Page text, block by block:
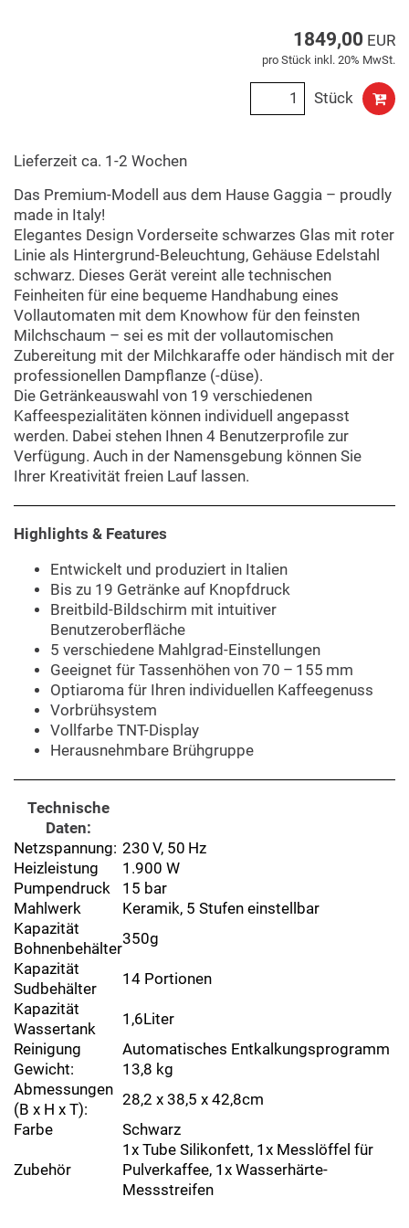
1849,00 EUR
pro Stück inkl. 20% MwSt.
Stück
Lieferzeit ca. 1-2 Wochen
Das Premium-Modell aus dem Hause Gaggia – proudly
made in Italy!
Elegantes Design Vorderseite schwarzes Glas mit roter
Linie als Hintergrund-Beleuchtung, Gehäuse Edelstahl
schwarz. Dieses Gerät vereint alle technischen
Feinheiten für eine bequeme Handhabung eines
Vollautomaten mit dem Knowhow für den feinsten
Milchschaum – sei es mit der vollautomischen
Zubereitung mit der Milchkaraffe oder händisch mit der
professionellen Dampflanze (-düse).
Die Getränkeauswahl von 19 verschiedenen
Kaffeespezialitäten können individuell angepasst
werden. Dabei stehen Ihnen 4 Benutzerprofile zur
Verfügung. Auch in der Namensgebung können Sie
Ihrer Kreativität freien Lauf lassen.
Highlights & Features
Entwickelt und produziert in Italien
Bis zu 19 Getränke auf Knopfdruck
Breitbild-Bildschirm mit intuitiver
Benutzeroberfläche
5 verschiedene Mahlgrad-Einstellungen
Geeignet für Tassenhöhen von 70 – 155 mm
Optiaroma für Ihren individuellen Kaffeegenuss
Vorbrühsystem
Vollfarbe TNT-Display
Herausnehmbare Brühgruppe
Technische
Daten:
Netzspannung: 230 V, 50 Hz
Heizleistung
1.900 W
Pumpendruck
15 bar
Mahlwerk
Keramik, 5 Stufen einstellbar
Kapazität
Bohnenbehälter
350g
Kapazität
Sudbehälter
14 Portionen
Kapazität
Wassertank
1,6Liter
Reinigung
Automatisches Entkalkungsprogramm
Gewicht:
13,8 kg
Abmessungen
(B x H x T):
28,2 x 38,5 x 42,8cm
Farbe
Schwarz
Zubehör
1x Tube Silikonfett, 1x Messlöffel für
Pulverkaffee, 1x Wasserhärte-
Messstreifen